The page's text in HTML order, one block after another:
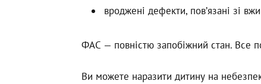
вроджені дефекти, повʼязані зі
ФАС — повністю запобіжний стан. Все
Ви можете наразити дитину на